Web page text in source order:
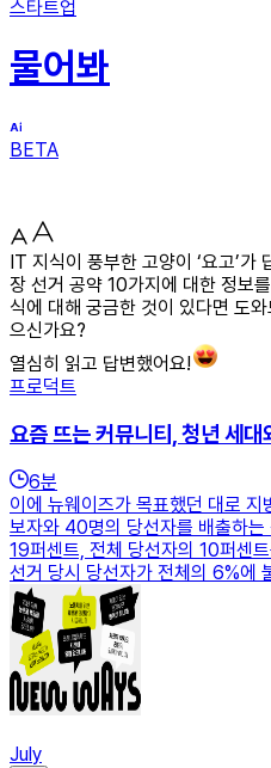
스타트업
물어봐
BETA
IT 지식이 풍부한 고양이 ‘요고’가
장 선거 공약 10가지에 대한 정보
식에 대해 궁금한 것이 있다면 도
으신가요?
열심히 읽고 답변했어요!
프로덕트
요즘 뜨는 커뮤니티, 청년 세대
6분
이에 뉴웨이즈가 목표했던 대로
보자와 40명의 당선자를 배출하는
19퍼센트, 전체 당선자의 10퍼센
선거 당시 당선자가 전체의 6%에
July